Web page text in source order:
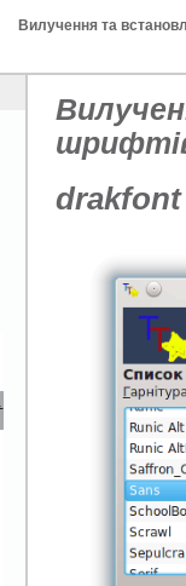
Вилучення та
drakfont